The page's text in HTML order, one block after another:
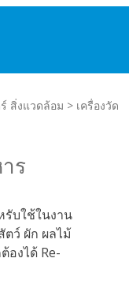
สิ่งแวดล้อม > เครื่องวัด
ร
บใช้ในงาน
ว์ ผัก ผลไม้
องได้ Re-